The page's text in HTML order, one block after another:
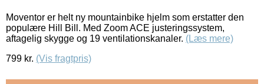
Moventor er helt ny mountainbike hjelm som erstatter den
populære Hill Bill. Med Zoom ACE justeringssystem,
aftagelig skygge og 19 ventilationskanaler. (Læs mere)
799 kr. (Vis fragtpris)